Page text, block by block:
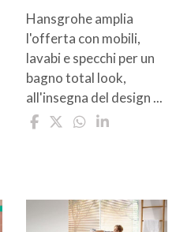
Hansgrohe amplia
l'offerta con mobili,
lavabi e specchi per un
bagno total look,
all'insegna del design ...